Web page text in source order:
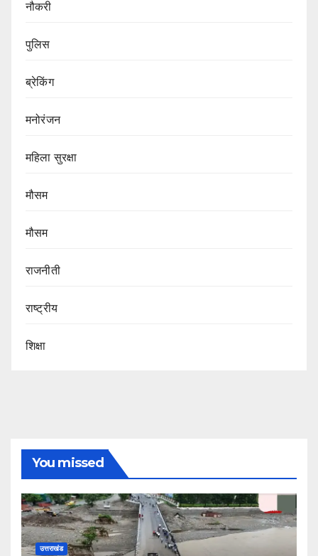
नौकरी
पुलिस
ब्रेकिंग
मनोरंजन
महिला सुरक्षा
मौसम
मौसम
राजनीती
राष्ट्रीय
शिक्षा
You missed
उत्तराखंड